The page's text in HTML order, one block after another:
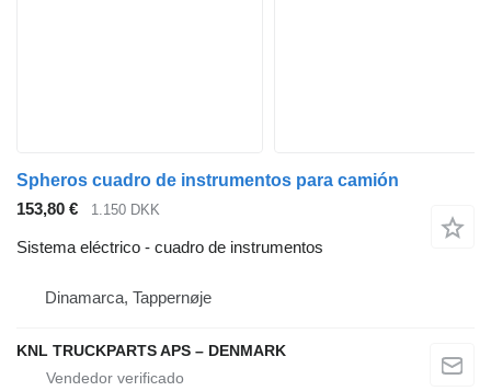
Spheros cuadro de instrumentos para camión
153,80 €
1.150 DKK
Sistema eléctrico - cuadro de instrumentos
Dinamarca, Tappernøje
KNL TRUCKPARTS APS – DENMARK